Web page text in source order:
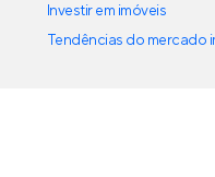
Investir em imóveis
Tendências do mercado